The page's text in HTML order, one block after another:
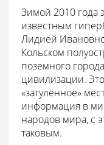
Зимой 2010 года
известным
Лидией
Кольском
поземного
цивилизации.
«затулённое»
информация в
народов мира, с
таковым.